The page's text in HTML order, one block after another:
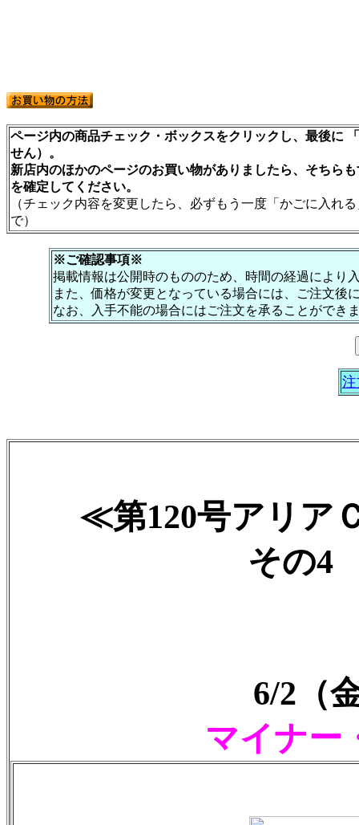
ページ内の商品チェック・ボックスをクリックし、最後に
せん）。
新店内のほかのページのお買い物がありましたら、そちら
を確定してください。
（チェック内容を変更したら、必ずもう一度「かごに入れ
で）
※ご確認事項※
掲載情報は公開時のもののため、時間の経過により
また、価格が変更となっている場合には、ご注文後
なお、入手不能の場合にはご注文を承ることができ
≪第120号アリア
その4
6/2（
マイナー